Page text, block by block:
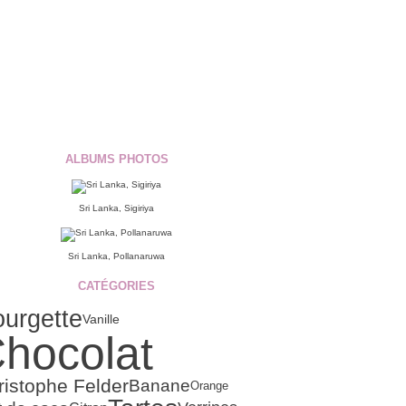
ALBUMS PHOTOS
Sri Lanka, Sigiriya
Sri Lanka, Pollanaruwa
CATÉGORIES
Vanille
FelderBananeOrange